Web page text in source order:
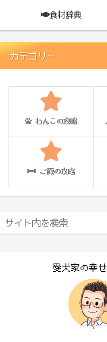
食材辞典
カテゴリー
わんこの攻略
ご飯の攻略
愛犬家の幸